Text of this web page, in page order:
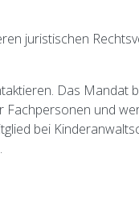
juristischen
Das Mandat
Fachpersonen und
bei